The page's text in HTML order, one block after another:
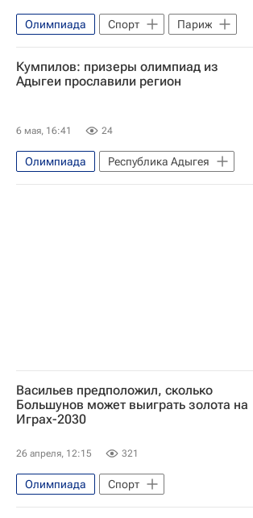
Олимпиада Спорт
Париж
США
Китай
Дональд Трамп
Россия
Кумпилов: призеры олимпиад из
Адыгеи прославили регион
6 мая, 16:41 24
Олимпиада
Республика Адыгея
Мурат Кумпилов
Васильев предположил, сколько
Большунов может выиграть золота на
Играх-2030
26 апреля, 12:15 321
Олимпиада
Спорт
Александр Большунов